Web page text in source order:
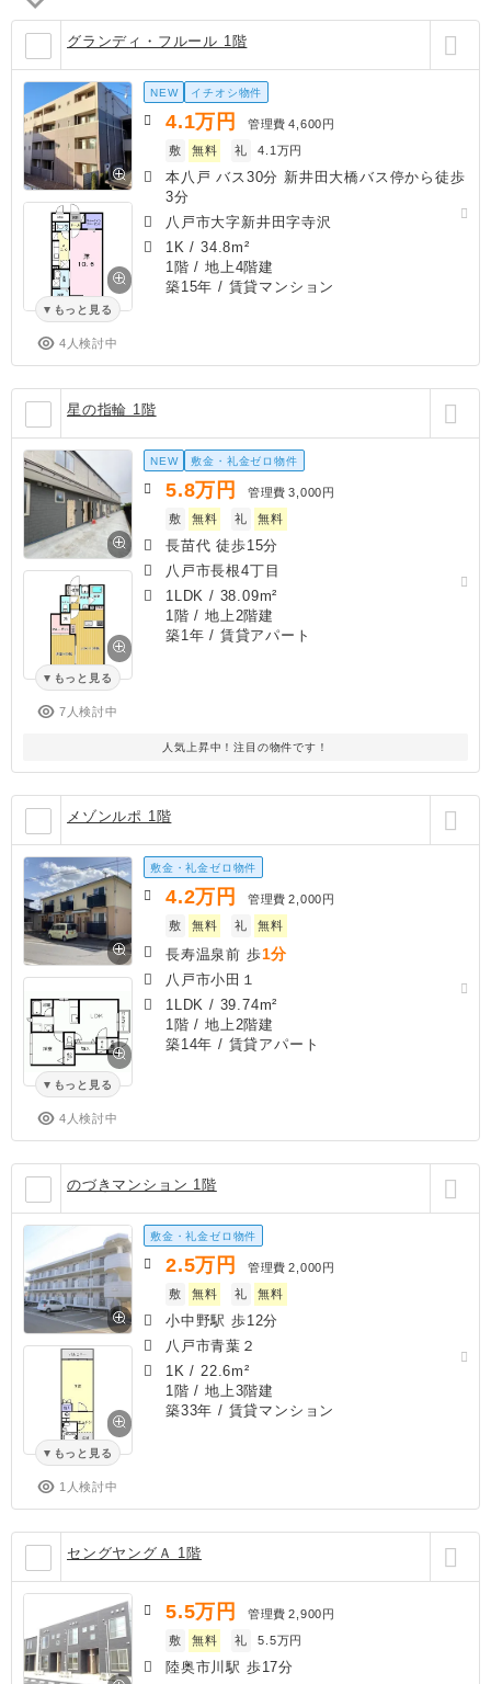
グランディ・フルール 1階
もっと見る
4人検討中
NEW イチオシ物件
4.1万円 管理費 4,600円
敷
無料 礼 4.1万円
本八戸 バス30分 新井田大橋バス停から徒歩
3分
八戸市大字新井田字寺沢
1K /34.8m²
1階 / 地上4階建
築15年 / 賃貸マンション
星の指輪 1階
もっと見る
7人検討中
NEW 敷金・礼金ゼロ物件
5.8万円 管理費 3,000円
敷
無料 礼 無料
長苗代 徒歩15分
八戸市長根4丁目
1LDK / 38.09m²
1階 / 地上2階建
築1年 / 賃貸アパート
人気上昇中！注目の物件です！
メゾンルポ 1階
もっと見る
4人検討中
敷金・礼金ゼロ物件
4.2万円 管理費 2,000円
敷
無料 礼 無料
長寿温泉前 歩1分
八戸市小田１
1LDK / 39.74m²
1階 / 地上2階建
築14年 / 賃貸アパート
のづきマンション 1階
もっと見る
1人検討中
敷金・礼金ゼロ物件
2.5万円 管理費 2,000円
敷
無料 礼 無料
小中野駅 歩12分
八戸市青葉２
1K / 22.6m²
1階 / 地上3階建
築33年 / 賃貸マンション
セングヤングＡ 1階
5.5万円 管理費 2,900円
敷
無料 礼 5.5万円
陸奥市川駅 歩17分